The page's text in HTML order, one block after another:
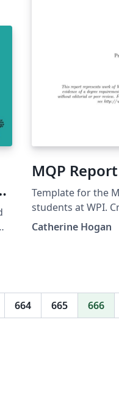
MQP
Template for the
students at WPI.
Catherine Hogan,
Catherine Hogan
664 665 666